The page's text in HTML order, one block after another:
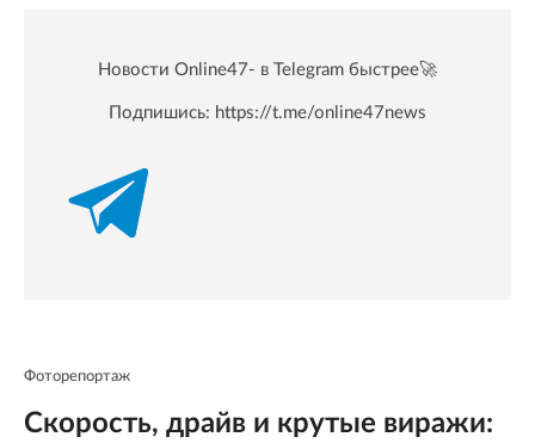
Новости Online47- в Telegram быстрее🚀
Подпишись: https://t.me/online47news
Фоторепортаж
Скорость, драйв и крутые виражи: